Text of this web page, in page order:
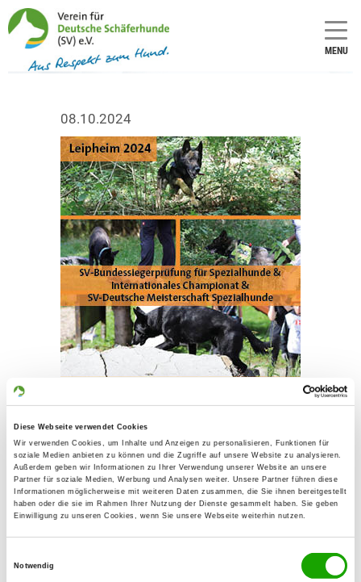
Diese Webseite verwendet Cookies
Wir verwenden Cookies, um Inhalte und Anzeigen zu personalisieren, Funktionen für
soziale Medien anbieten zu können und die Zugriffe auf unsere Website zu analysieren.
Außerdem geben wir Informationen zu Ihrer Verwendung unserer Website an unsere
Partner für soziale Medien, Werbung und Analysen weiter. Unsere Partner führen diese
Informationen möglicherweise mit weiteren Daten zusammen, die Sie ihnen bereitgestellt
haben oder die sie im Rahmen Ihrer Nutzung der Dienste gesammelt haben. Sie geben
Einwilligung zu unseren Cookies, wenn Sie unsere Webseite weiterhin nutzen.
Notwendig
MENU
08.10.2024
SV-
Bundessiegerprüfung
für Spezialhunde &
Internationales